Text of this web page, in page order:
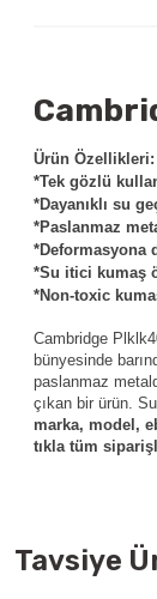
Ürün Özellikleri:
*Tek gözlü
*Dayanıklı su
*Paslanmaz
*Deformasyona
*Su itici kumaş
*Non-toxic
Cambridge
bünyesinde
paslanmaz
çıkan bir ürün.
marka, model,
tıkla tüm
Tavsiye